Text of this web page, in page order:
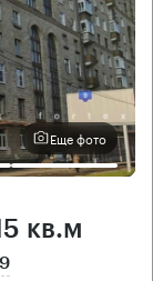
Еще фото
кв.м